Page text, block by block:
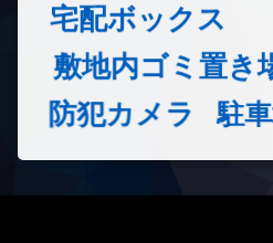
宅配ボックス
敷地内ゴミ置き
防犯カメラ 駐